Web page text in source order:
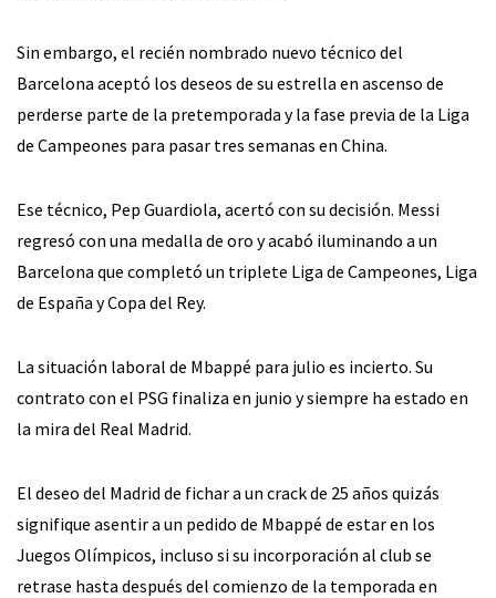
Sin embargo, el recién nombrado nuevo técnico del
Barcelona aceptó los deseos de su estrella en ascenso de
perderse parte de la pretemporada y la fase previa de la Liga
de Campeones para pasar tres semanas en China.
Ese técnico, Pep Guardiola, acertó con su decisión. Messi
regresó con una medalla de oro y acabó iluminando a un
Barcelona que completó un triplete Liga de Campeones, Liga
de España y Copa del Rey.
La situación laboral de Mbappé para julio es incierto. Su
contrato con el PSG finaliza en junio y siempre ha estado en
la mira del Real Madrid.
El deseo del Madrid de fichar a un crack de 25 años quizás
signifique asentir a un pedido de Mbappé de estar en los
Juegos Olímpicos, incluso si su incorporación al club se
retrase hasta después del comienzo de la temporada en